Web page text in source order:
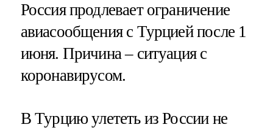
Россия продлевает ограничение
авиасообщения с Турцией после 1
июня. Причина – ситуация с
коронавирусом.
В Турцию улететь из России не